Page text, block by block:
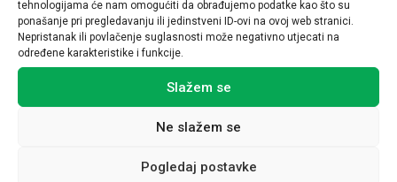
tehnologijama će nam omogućiti da obrađujemo podatke kao što su
ponašanje pri pregledavanju ili jedinstveni ID-ovi na ovoj web stranici.
Nepristanak ili povlačenje suglasnosti može negativno utjecati na
određene karakteristike i funkcije.
Slažem se
Ne slažem se
Pogledaj postavke